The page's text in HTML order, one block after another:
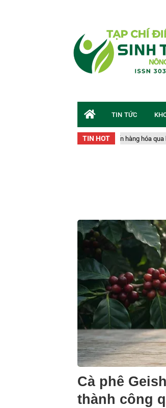
TIN HOT
Vụ vận chuyển gần 50 tấn hàng hóa qua biên giới
TIN TỨC
Cà phê
thành công